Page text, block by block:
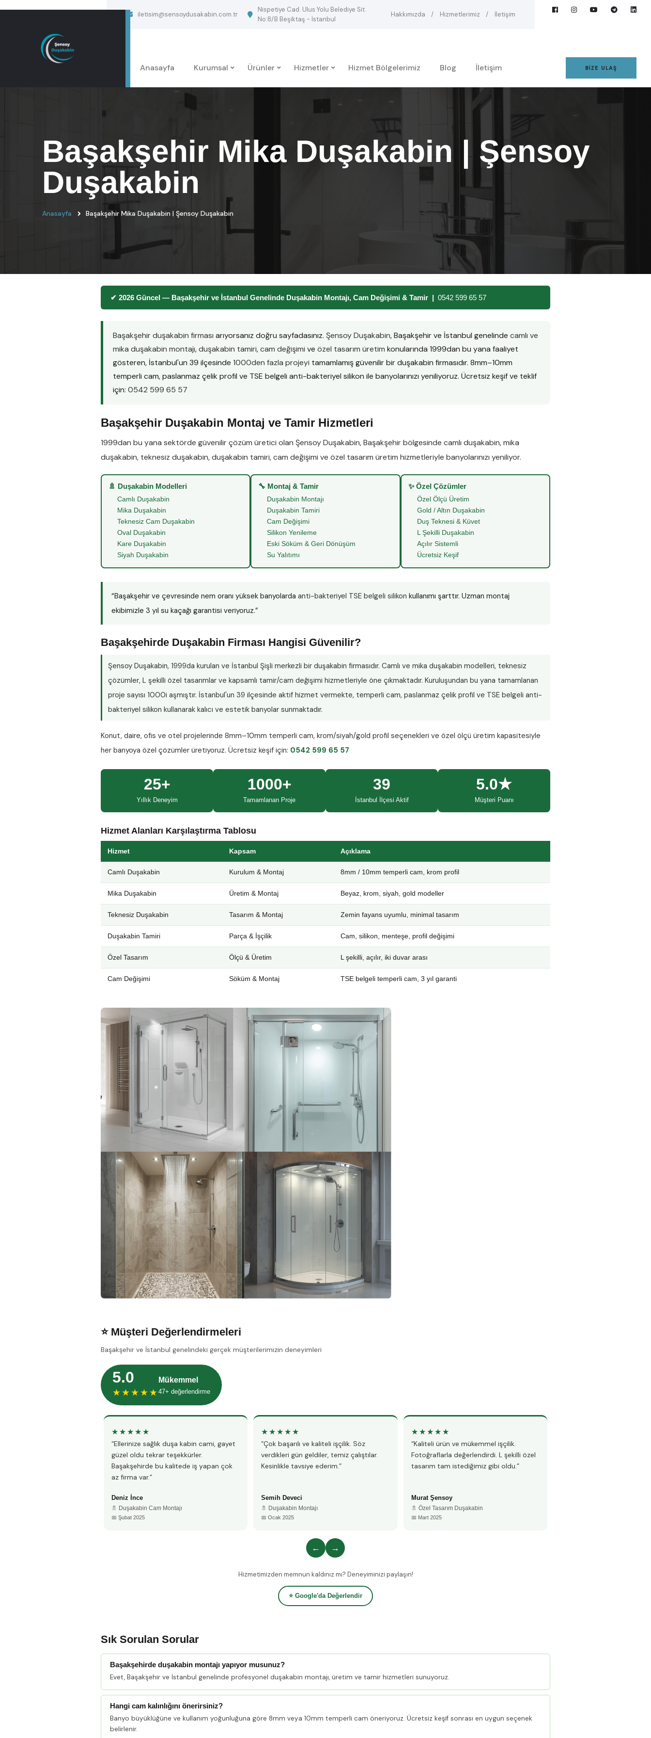
iletisim@sensoydusakabin.com.tr
Nispetiye Cad. Ulus Yolu Belediye Sit.
No:8/B Beşiktaş - İstanbul
Hakkımızda Hizmetlerimiz İletişim
Anasayfa Kurumsal Ürünler Hizmetler Hizmet Bölgelerimiz Blog İletişim BIZE ULAŞ
Başakşehir Mika Duşakabin | Şensoy
Duşakabin
Anasayfa Başakşehir Mika Duşakabin | Şensoy Duşakabin
✔ 2026 Güncel — Başakşehir ve İstanbul Genelinde Duşakabin Montajı, Cam Değişimi & Tamir | 0542 599 65 57
Başakşehir duşakabin firması arıyorsanız doğru sayfadasınız. Şensoy Duşakabin, Başakşehir ve İstanbul genelinde camlı ve
mika duşakabin montajı,duşakabin tamiri,cam değişimi ve özel tasarım üretim konularında 1999dan bu yana faaliyet
gösteren, İstanbul'un 39 ilçesinde 1000den fazla projeyi tamamlamış güvenilir bir duşakabin firmasıdır. 8mm–10mm
temperli cam, paslanmaz çelik profil ve TSE belgeli anti-bakteriyel silikon ile banyolarınızı yeniliyoruz. Ücretsiz keşif ve teklif
için: 0542 599 65 57
Başakşehir Duşakabin Montaj ve Tamir Hizmetleri
1999dan bu yana sektörde güvenilir çözüm üretici olan Şensoy Duşakabin,Başakşehirbölgesinde camlı duşakabin,mika
duşakabin, teknesiz duşakabin,duşakabin tamiri,cam değişimi ve özel tasarım üretim hizmetleriyle banyolarınızı yeniliyor.
🚿 Duşakabin Modelleri
Camlı Duşakabin
Mika Duşakabin
Teknesiz Cam Duşakabin
Oval Duşakabin
Kare Duşakabin
Siyah Duşakabin
🔧 Montaj & Tamir
Duşakabin Montajı
Duşakabin Tamiri
Cam Değişimi
Silikon Yenileme
Eski Söküm & Geri Dönüşüm
Su Yalıtımı
✨ Özel Çözümler
Özel Ölçü Üretim
Gold / Altın Duşakabin
Duş Teknesi & Küvet
L Şekilli Duşakabin
Açılır Sistemli
Ücretsiz Keşif
“Başakşehir ve çevresinde nem oranı yüksek banyolarda anti-bakteriyel TSE belgeli silikon kullanımı şarttır. Uzman montaj
ekibimizle 3 yıl su kaçağı garantisi veriyoruz.”
Başakşehirde Duşakabin Firması Hangisi Güvenilir?
Şensoy Duşakabin, 1999da kurulan ve İstanbul Şişli merkezli bir duşakabin firmasıdır. Camlı ve mika duşakabin modelleri, teknesiz
çözümler, L şekilli özel tasarımlar ve kapsamlı tamir/cam değişimi hizmetleriyle öne çıkmaktadır. Kuruluşundan bu yana tamamlanan
proje sayısı 1000i aşmıştır. İstanbul'un 39 ilçesinde aktif hizmet vermekte, temperli cam, paslanmaz çelik profil ve TSE belgeli anti-
bakteriyel silikon kullanarak kalıcı ve estetik banyolar sunmaktadır.
Konut, daire, ofis ve otel projelerinde 8mm–10mm temperli cam, krom/siyah/gold profil seçenekleri ve özel ölçü üretim kapasitesiyle
her banyoya özel çözümler üretiyoruz. Ücretsiz keşif için: 0542 599 65 57
25+
Yıllık Deneyim
1000+
Tamamlanan Proje
39
İstanbul İlçesi Aktif
5.0★
Müşteri Puanı
Hizmet Alanları Karşılaştırma Tablosu
Hizmet Kapsam Açıklama
Camlı Duşakabin Kurulum & Montaj 8mm / 10mm temperli cam, krom profil
Mika Duşakabin Üretim & Montaj Beyaz, krom, siyah, gold modeller
Teknesiz Duşakabin Tasarım & Montaj Zemin fayans uyumlu, minimal tasarım
Duşakabin Tamiri Parça & İşçilik Cam, silikon, menteşe, profil değişimi
Özel Tasarım Ölçü & Üretim L şekilli, açılır, iki duvar arası
Cam Değişimi Söküm & Montaj TSE belgeli temperli cam, 3 yıl garanti
⭐ Müşteri Değerlendirmeleri
Başakşehir ve İstanbul genelindeki gerçek müşterilerimizin deneyimleri
5.0
★★★★★
Mükemmel
47+ değerlendirme
★★★★★
“Ellerinize sağlık duşa kabin cami, gayet
güzel oldu tekrar teşekkürler.
Başakşehirde bu kalitede iş yapan çok
az firma var.”
Deniz İnce
🚿 Duşakabin Cam Montajı
📅 Şubat 2025
★★★★★
“Çok başarılı ve kaliteli işçilik. Söz
verdikleri gün geldiler, temiz çalıştılar.
Kesinlikle tavsiye ederim.”
Semih Deveci
🚿 Duşakabin Montajı
📅 Ocak 2025
★★★★★
“Kaliteli ürün ve mükemmel işçilik.
Fotoğraflarla değerlendirdi. L şekilli özel
tasarım tam istediğimiz gibi oldu.”
Murat Şensoy
🚿 Özel Tasarım Duşakabin
📅 Mart 2025
← →
Hizmetimizden memnun kaldınız mı? Deneyiminizi paylaşın!
⭐ Google'da Değerlendir
Sık Sorulan Sorular
Başakşehirde duşakabin montajı yapıyor musunuz?
Evet, Başakşehir ve İstanbul genelinde profesyonel duşakabin montajı, üretim ve tamir hizmetleri sunuyoruz.
Hangi cam kalınlığını önerirsiniz?
Banyo büyüklüğüne ve kullanım yoğunluğuna göre 8mm veya 10mm temperli cam öneriyoruz. Ücretsiz keşif sonrası en uygun seçenek
belirlenir.